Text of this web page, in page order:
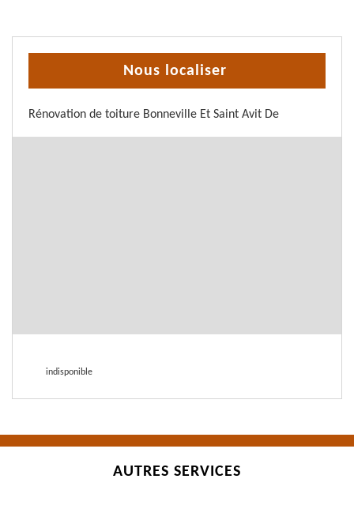
Nous localiser
Rénovation de toiture Bonneville Et Saint Avit De
indisponible
AUTRES SERVICES